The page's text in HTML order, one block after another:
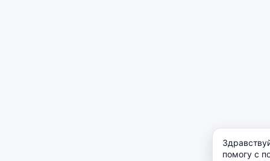
помогу с